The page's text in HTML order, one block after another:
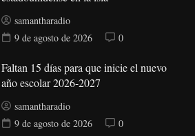
samantharadio
9 de agosto de 2026
0
Faltan 15 días para que inicie el nuevo
año escolar 2026-2027
samantharadio
9 de agosto de 2026
0